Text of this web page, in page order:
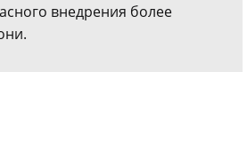
внедрения более